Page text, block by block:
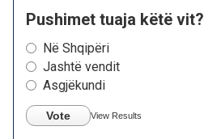
Pushimet tuaja këtë vit?
Në Shqipëri
Jashtë vendit
Asgjëkundi
Vote View Results